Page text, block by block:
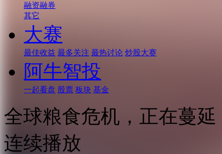
融资融券
其它
大赛
最佳收益 最多关注 最热讨论 炒股大赛
阿牛智投
一起看盘 股票 板块 基金
全球粮食危机，正在蔓
连续播放